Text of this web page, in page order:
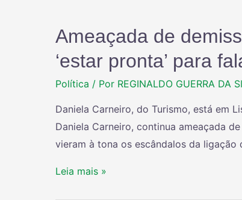
Ameaçada de
‘estar pronta’ para
Política / Por REGINALDO GUERRA DA
Daniela Carneiro, do Turismo, está em
Daniela Carneiro, continua ameaçada
vieram à tona os escândalos da
Leia mais »